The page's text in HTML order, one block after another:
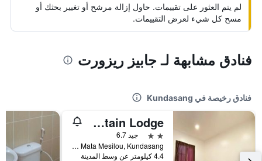
لم يتم العثور على تقييمات. حاول إزالة مرشح أو تغيير بحثك أو
مسح كل شيء لعرض التقييمات.
فنادق مشابهة لـ جابيز ريزورت
فنادق رخيصة في Kundasang
Rocky Mountain Lodge
2 نجمتين
جيد 6.7
Jalan Cinta Mata Mesilou, Kundasang, ماليزيا
4.4 كيلومتر عن وسط المدينة